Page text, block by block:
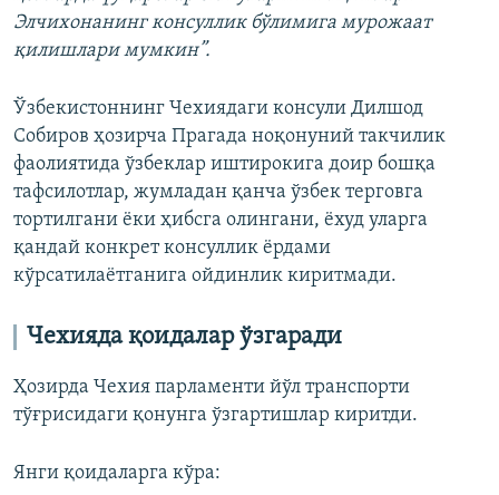
Элчихонанинг консуллик бўлимига мурожаат
қилишлари мумкин”.
Ўзбекистоннинг Чехиядаги консули Дилшод
Собиров ҳозирча Прагада ноқонуний такчилик
фаолиятида ўзбеклар иштирокига доир бошқа
тафсилотлар, жумладан қанча ўзбек терговга
тортилгани ёки ҳибсга олингани, ёхуд уларга
қандай конкрет консуллик ёрдами
кўрсатилаётганига ойдинлик киритмади.
Чехияда қоидалар ўзгаради
Ҳозирда Чехия парламенти йўл транспорти
тўғрисидаги қонунга ўзгартишлар киритди.
Янги қоидаларга кўра: